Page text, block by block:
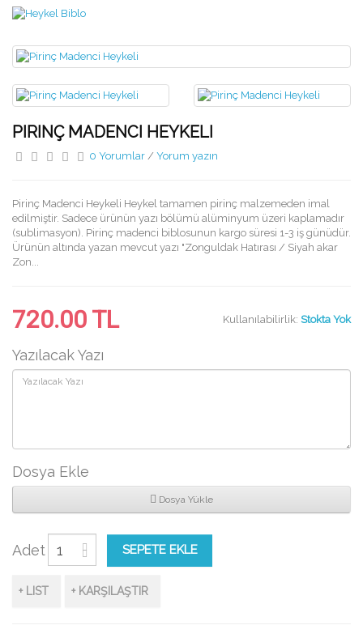
PIRINÇ MADENCI HEYKELI
0 Yorumlar / Yorum yazın
Pirinç Madenci Heykeli Heykel tamamen pirinç malzemeden imal
edilmiştir. Sadece ürünün yazı bölümü alüminyum üzeri kaplamadır
(sublimasyon). Pirinç madenci biblosunun kargo süresi 1-3 iş günüdür.
Ürünün altında yazan mevcut yazı "Zonguldak Hatırası / Siyah akar
Zon...
720.00 TL Kullanılabilirlik: Stokta Yok
Yazılacak Yazı
Dosya Ekle
Dosya Yükle
Adet SEPETE EKLE
+ LIST + KARŞILAŞTIR